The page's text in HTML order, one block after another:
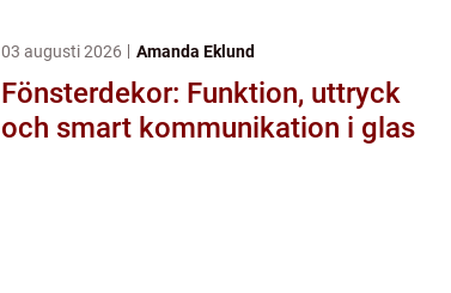
03 augusti 2026 Amanda Eklund
Fönsterdekor: Funktion, uttryck
och smart kommunikation i glas